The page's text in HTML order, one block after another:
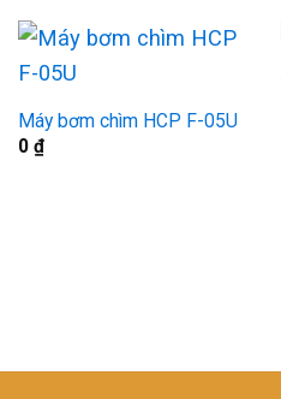
Máy bơm chìm HCP F-05U
0 ₫